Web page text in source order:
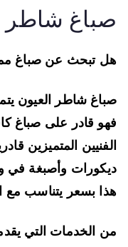
شاطر
تبحث عن صباغ
شاطر العيون يتميز
قادر على صباغ كافة
المتميزين
وأصبغة في
بسعر يتناسب مع
الخدمات التي